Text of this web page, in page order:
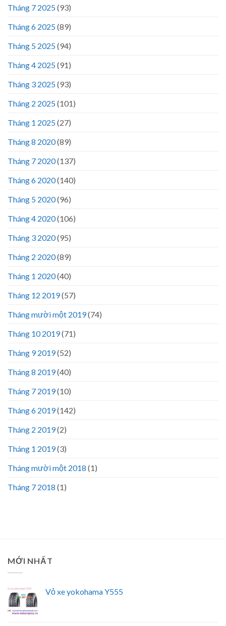
Tháng 7 2025(93)
Tháng 6 2025(89)
Tháng 5 2025(94)
Tháng 4 2025(91)
Tháng 3 2025(93)
Tháng 2 2025(101)
Tháng 1 2025(27)
Tháng 8 2020(89)
Tháng 7 2020(137)
Tháng 6 2020(140)
Tháng 5 2020(96)
Tháng 4 2020(106)
Tháng 3 2020(95)
Tháng 2 2020(89)
Tháng 1 2020(40)
Tháng 12 2019(57)
Tháng mười một 2019(74)
Tháng 10 2019(71)
Tháng 9 2019(52)
Tháng 8 2019(40)
Tháng 7 2019(10)
Tháng 6 2019(142)
Tháng 2 2019(2)
Tháng 1 2019(3)
Tháng mười một 2018 (1)
Tháng 7 2018 (1)
MỚI NHẤT
Vỏ xe yokohama Y555